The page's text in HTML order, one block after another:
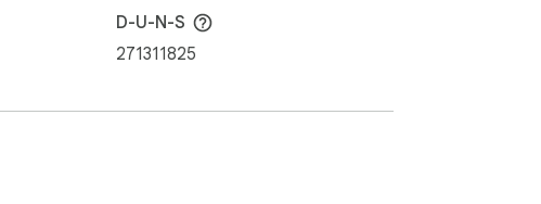
D-U-N-S
271311825